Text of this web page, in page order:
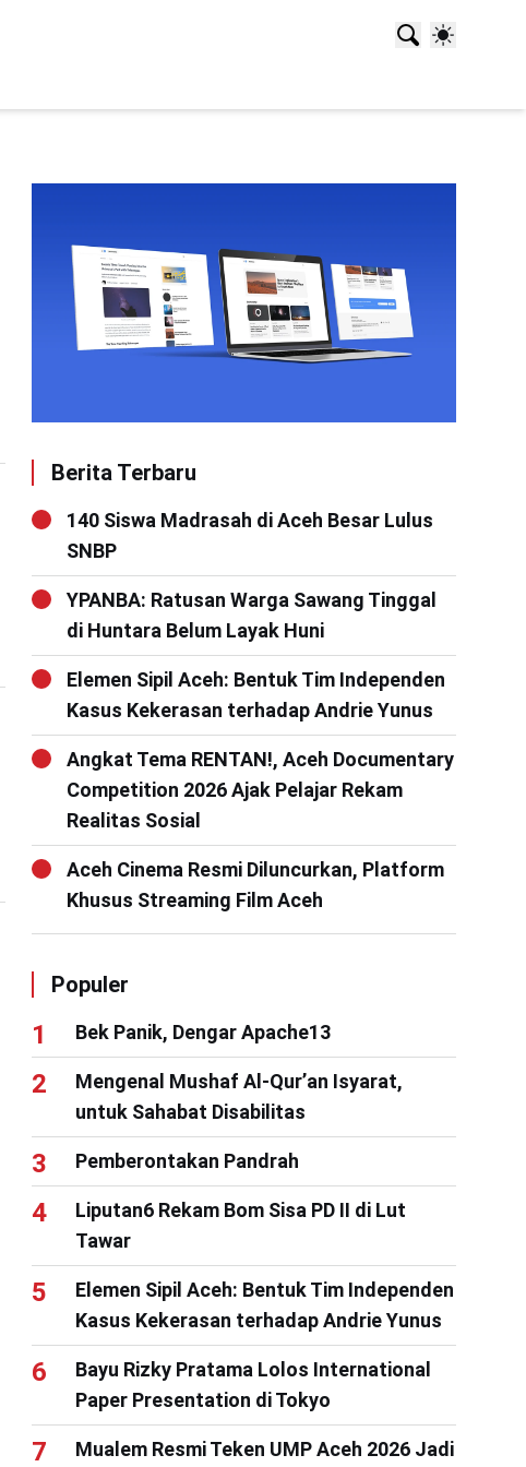
Berita Terbaru
140 Siswa Madrasah di Aceh Besar Lulus
SNBP
YPANBA: Ratusan Warga Sawang Tinggal
di Huntara Belum Layak Huni
Elemen Sipil Aceh: Bentuk Tim Independen
Kasus Kekerasan terhadap Andrie Yunus
Angkat Tema RENTAN!, Aceh Documentary
Competition 2026 Ajak Pelajar Rekam
Realitas Sosial
Aceh Cinema Resmi Diluncurkan, Platform
Khusus Streaming Film Aceh
Populer
Bek Panik, Dengar Apache13
Mengenal Mushaf Al-Qur’an Isyarat,
untuk Sahabat Disabilitas
Pemberontakan Pandrah
Liputan6 Rekam Bom Sisa PD II di Lut
Tawar
Elemen Sipil Aceh: Bentuk Tim Independen
Kasus Kekerasan terhadap Andrie Yunus
Bayu Rizky Pratama Lolos International
Paper Presentation di Tokyo
Mualem Resmi Teken UMP Aceh 2026 Jadi